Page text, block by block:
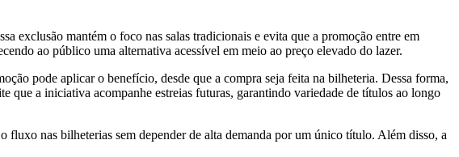
exclusão mantém o foco nas salas tradicionais e evita que a promoção entre em
ao público uma alternativa acessível em meio ao preço elevado do lazer.
pode aplicar o benefício, desde que a compra seja feita na bilheteria. Dessa forma,
a iniciativa acompanhe estreias futuras, garantindo variedade de títulos ao longo
nas bilheterias sem depender de alta demanda por um único título. Além disso, a